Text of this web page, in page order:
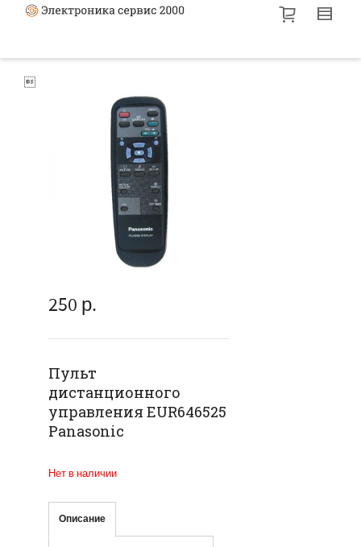

250 р.
Пульт
дистанционного
управления EUR646525
Panasonic
Нет в наличии
Описание